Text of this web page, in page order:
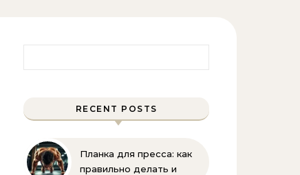
RECENT POSTS
Планка для пресса: как
правильно делать и